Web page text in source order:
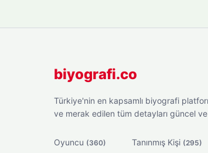
biyografi.co
Türkiye'nin en kapsamlı biyografi
ve merak edilen tüm detayları güncel
Oyuncu (360) Tanınmış Kişi (295)